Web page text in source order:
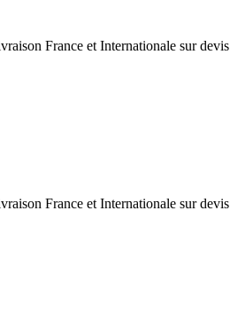
France et Internationale sur devis
France et Internationale sur devis